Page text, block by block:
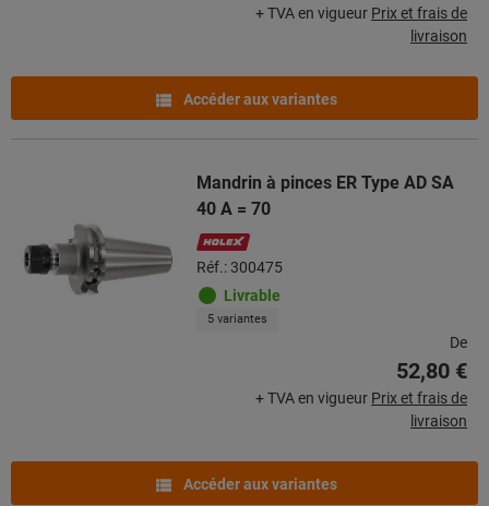
+ TVA en vigueur Prix et frais de
livraison
Accéder aux variantes
Mandrin à pinces ER Type AD SA
40 A = 70
Réf.: 300475
Livrable
5 variantes
De
52,80 €
+ TVA en vigueur Prix et frais de
livraison
Accéder aux variantes